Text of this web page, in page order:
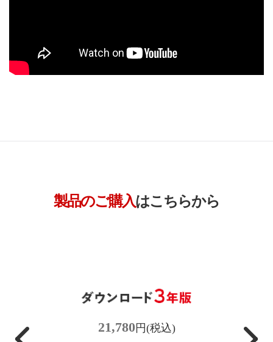
製品のご購入はこちらから
21,780円(税込)